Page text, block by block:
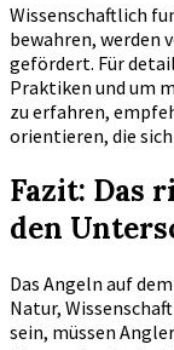
Wissenschaftlich
bewahren, werden
gefördert. Für
Praktiken und um
zu erfahren,
orientieren, die
Fazit: Das
den
Das Angeln auf
Natur,
sein, müssen